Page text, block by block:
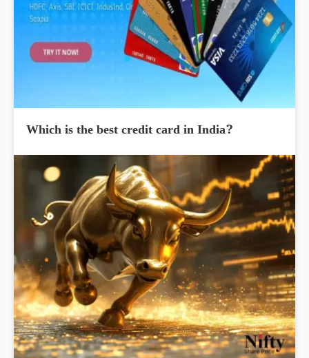
Which is the best credit card in India?